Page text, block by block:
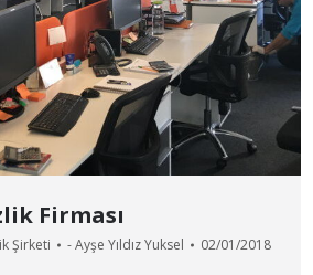
Firması
Şirketi -Ayşe Yıldız Yuksel 02/01/2018